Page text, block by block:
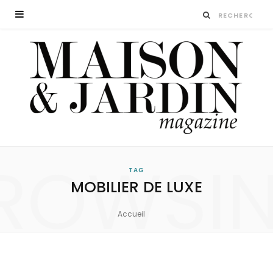
TAG
MOBILIER DE LUXE
Accueil